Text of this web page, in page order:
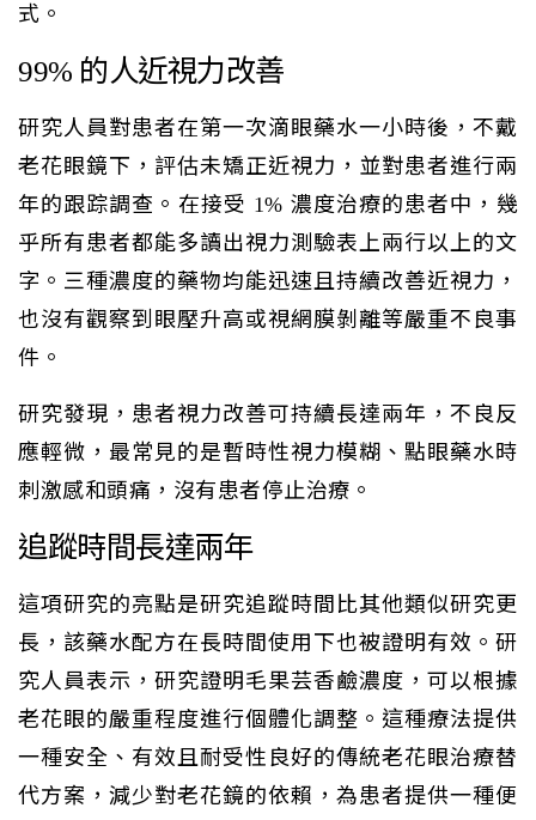
式。
99% 的人近視力改善
研究人員對患者在第一次滴眼藥水一小時後，不戴
老花眼鏡下，評估未矯正近視力，並對患者進行兩
年的跟踪調查。在接受 1% 濃度治療的患者中，幾
乎所有患者都能多讀出視力測驗表上兩行以上的文
字。三種濃度的藥物均能迅速且持續改善近視力，
也沒有觀察到眼壓升高或視網膜剝離等嚴重不良事
件。
研究發現，患者視力改善可持續長達兩年，不良反
應輕微，最常見的是暫時性視力模糊、點眼藥水時
刺激感和頭痛，沒有患者停止治療。
追蹤時間長達兩年
這項研究的亮點是研究追蹤時間比其他類似研究更
長，該藥水配方在長時間使用下也被證明有效。研
究人員表示，研究證明毛果芸香鹼濃度，可以根據
老花眼的嚴重程度進行個體化調整。這種療法提供
一種安全、有效且耐受性良好的傳統老花眼治療替
代方案，減少對老花鏡的依賴，為患者提供一種便